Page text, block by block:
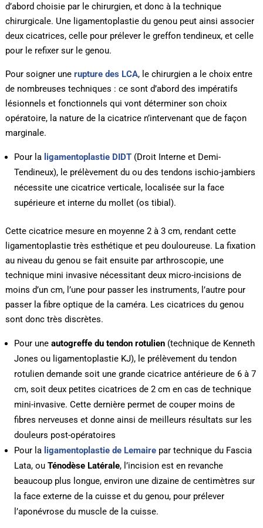
d’abord choisie par le chirurgien, et donc à la technique
chirurgicale. Une ligamentoplastie du genou peut ainsi associer
deux cicatrices, celle pour prélever le greffon tendineux, et celle
pour le refixer sur le genou.
Pour soigner une rupture des LCA, le chirurgien a le choix entre
de nombreuses techniques : ce sont d’abord des impératifs
lésionnels et fonctionnels qui vont déterminer son choix
opératoire, la nature de la cicatrice n’intervenant que de façon
marginale.
Pour la ligamentoplastie DIDT(Droit Interne et Demi-
Tendineux), le prélèvement du ou des tendons ischio-jambiers
nécessite une cicatrice verticale, localisée sur la face
supérieure et interne du mollet (os tibial).
Cette cicatrice mesure en moyenne 2 à 3 cm, rendant cette
ligamentoplastie très esthétique et peu douloureuse. La fixation
au niveau du genou se fait ensuite par arthroscopie, une
technique mini invasive nécessitant deux micro-incisions de
moins d’un cm, l’une pour passer les instruments, l’autre pour
passer la fibre optique de la caméra. Les cicatrices du genou
sont donc très discrètes.
Pour une autogreffe du tendon rotulien(technique de Kenneth
Jones ou ligamentoplastie KJ), le prélèvement du tendon
rotulien demande soit une grande cicatrice antérieure de 6 à 7
cm, soit deux petites cicatrices de 2 cm en cas de technique
mini-invasive. Cette dernière permet de couper moins de
fibres nerveuses et donne ainsi de meilleurs résultats sur les
douleurs post-opératoires
Pour la ligamentoplastie de Lemairepar technique du Fascia
Lata, ou Ténodèse Latérale, l’incision est en revanche
beaucoup plus longue, environ une dizaine de centimètres sur
la face externe de la cuisse et du genou, pour prélever
l’aponévrose du muscle de la cuisse.